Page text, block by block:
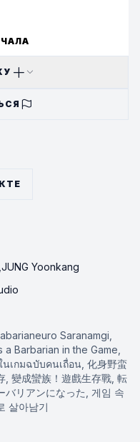
JUNG Yoonkang
Saranamgi,
a Barbarian in the Game,
นเกมฉบับคนเถื่อน, 化身野蛮
, 變成蠻族！遊戲生存戰, 転
バリアンになった, 게임 속
살아남기